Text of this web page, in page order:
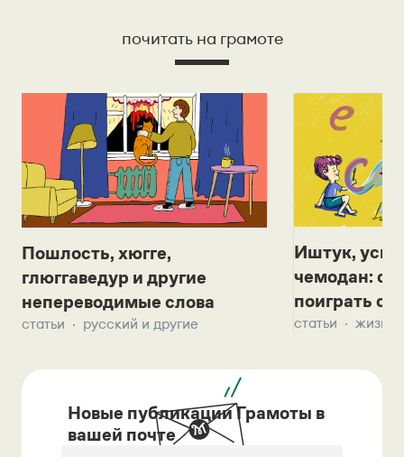
почитать на грамоте
Пошлость, хюгге,
глюггаведур и другие
непереводимые слова
статьи русский и другие
Иштук,
чемодан:
поиграть с
статьи жизнь
Новые публикации Грамоты в
вашей почте